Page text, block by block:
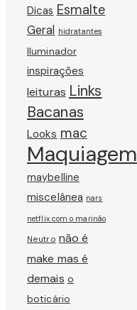
Dicas Esmalte
Geral hidratantes
Iluminador
inspirações
leituras Links
Bacanas
Looks mac
Maquiagem
maybelline
miscelânea nars
netflix com o marinão
Neutro não é
make mas é
demais o
boticário